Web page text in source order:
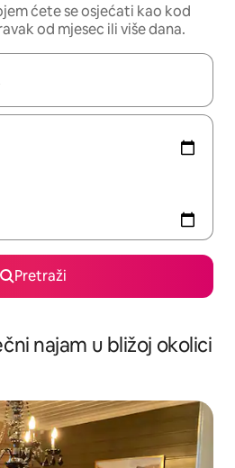
ćete se osjećati kao kod
od mjesec ili više dana.
moći ćete ih pregledati
Pretraži
najam u bližoj okolici
s oznakom „Odabrali gosti”